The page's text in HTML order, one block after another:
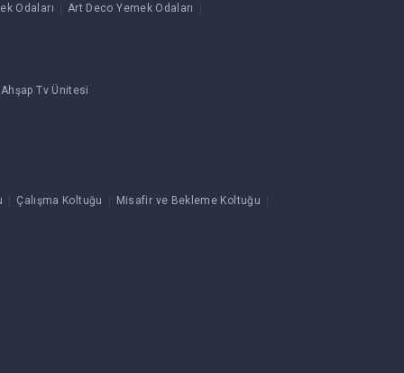
Odaları Art Deco Yemek Odaları
Tv Ünitesi
Çalışma Koltuğu Misafir ve Bekleme Koltuğu